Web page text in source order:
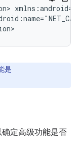
是
定高级功能是否